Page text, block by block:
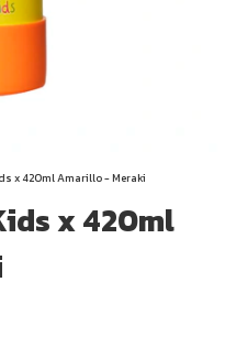
x 420ml Amarillo - Meraki
x 420ml